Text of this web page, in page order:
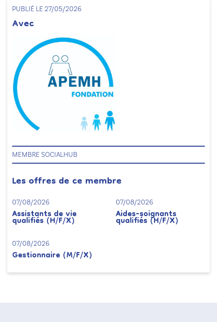
PUBLIÉ LE 27/05/2026
Avec
MEMBRE SOCIALHUB
Les offres de ce membre
07/08/2026
Assistants de vie
qualifiés (H/F/X)
07/08/2026
Aides-soignants
qualifiés (H/F/X)
07/08/2026
Gestionnaire (M/F/X)